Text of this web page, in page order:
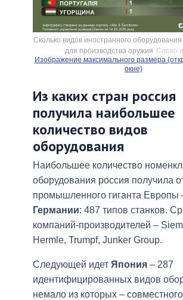
Сколько видов иностранного
для производства оружия Слово
Изображение максимального размера
окне)
Из каких стран россия
получила наибольшее
количество видов
оборудования
Наибольшее количество
оборудования россия получила
промышленного гиганта Европы
Германии: 487 типов станков.
компаний-производителей –
Hermle, Trumpf, Junker Group.
Следующей идет Япония – 287
идентифицированных видов
немало из которых –